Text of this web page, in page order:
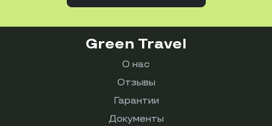
Green Travel
О нас
Отзывы
Гарантии
Документы